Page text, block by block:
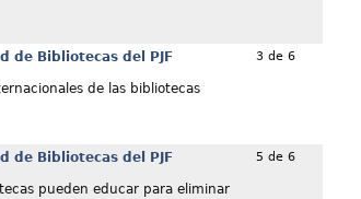
de Bibliotecas del PJF
de las bibliotecas
3 de 6
de Bibliotecas del PJF
pueden educar para eliminar
5 de 6